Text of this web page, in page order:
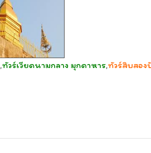
,ทัวร์เวียดนามกลาง มุกดาหาร,ทัวร์สิบสอ